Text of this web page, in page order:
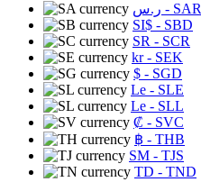
ر.س - SAR
SI$ - SBD
SR - SCR
kr- SEK
$ - SGD
Le - SLE
Le - SLL
₡ - SVC
฿ - THB
ЅМ - TJS
TD - TND